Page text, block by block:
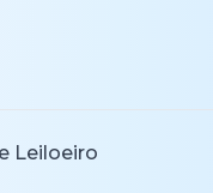
Leiloeiro